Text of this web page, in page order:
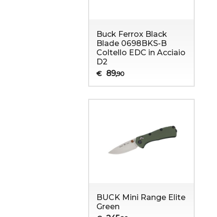
Buck Ferrox Black
Blade 0698BKS-B
Coltello EDC in Acciaio
D2
€ 89,90
BUCK Mini Range Elite
Green